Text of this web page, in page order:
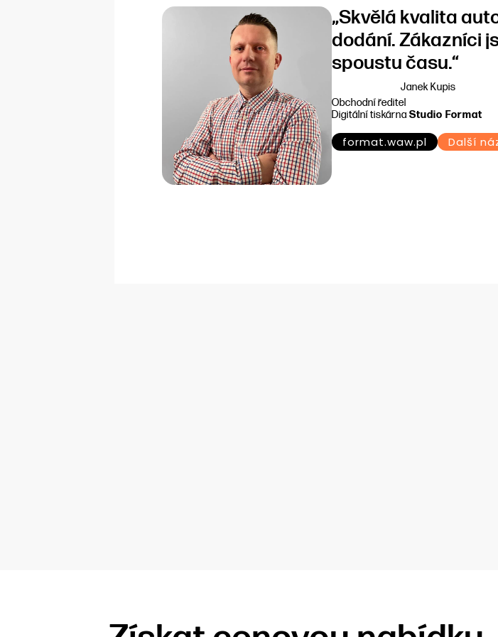
„Skvělá kvalita
dodání. Zákazníci
spoustu času.“
Janek Kupis
Obchodní ředitel
Digitální tiskárnaStudio Format
format.waw.pl Další